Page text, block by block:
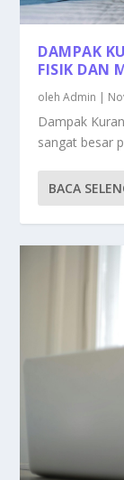
DAMPAK
FISIK DAN
olehAdmin |
Dampak
sangat besar
BACA